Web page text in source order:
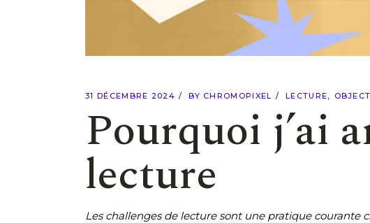
31 DÉCEMBRE 2024 BY CHROMOPIXEL LECTURE
Pourquoi j’ai
lecture
Les challenges de lecture sont une pratique courante